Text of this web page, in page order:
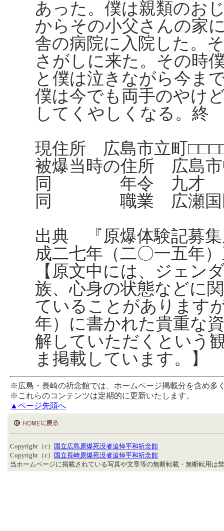
あった。僕は親類のお
からその小父さんの家
舎の病院に入院した。
さがしに来た。その時
と僕は泣きながら今ま
僕は今でも両手のやけ
してくやしくなる。終
現住所 広島市立町
被爆当時の住所 広島
同 年令 九才
同 職業 広瀬国民
出典 『原爆体験記募
成二七年（二〇一五年
【原文中には、ジェン
族、心身の状態などに
ていることがあります
年）に書かれた貴重な
解していただくという
ま掲載しています。】
※広島・長崎の祈念館では、ホームページ掲載分を含め多
※これらのコンテンツは定期的に更新いたします。
▲ページ先頭へ
Copyright（c）
国立広島原爆死没者追悼平和祈念館
Copyright（c）
国立長崎原爆死没者追悼平和祈念館
当ホームページに掲載されている写真や文章等の無断転載・無断転用は